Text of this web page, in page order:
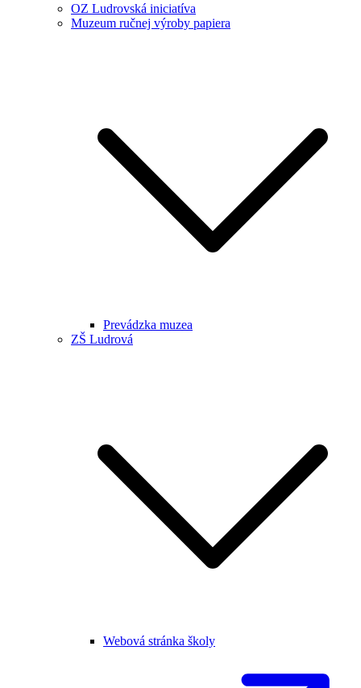
OZ Ludrovská iniciatíva
Muzeum ručnej výroby papiera
Prevádzka muzea
ZŠ Ludrová
Webová stránka školy